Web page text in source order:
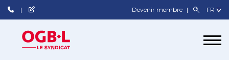
Devenir membre